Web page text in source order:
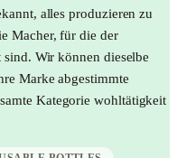
alles produzieren zu
Macher, für die der
Wir können dieselbe
Marke abgestimmte
Kategoriewohltätigkeit